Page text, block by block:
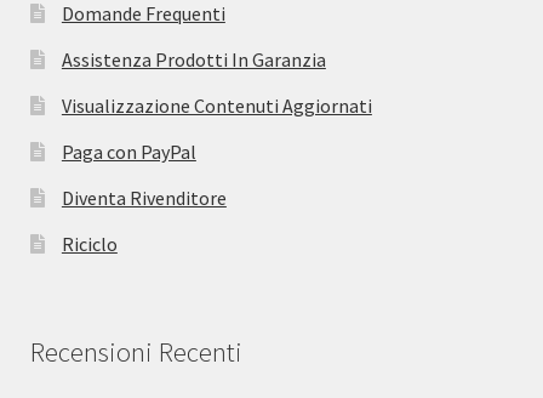
Domande Frequenti
Assistenza Prodotti In Garanzia
Visualizzazione Contenuti Aggiornati
Paga con PayPal
Diventa Rivenditore
Riciclo
Recensioni Recenti